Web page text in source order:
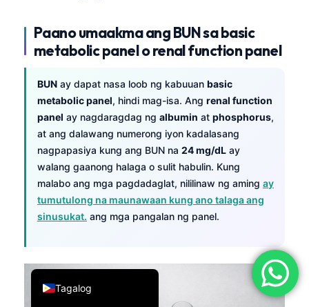
Paano umaakma ang BUN sa basic
metabolic panel o renal function panel
BUN ay dapat nasa loob ng kabuuan basic
metabolic panel, hindi mag-isa. Ang renal function
panel ay nagdaragdag ng albumin at phosphorus,
at ang dalawang numerong iyon kadalasang
nagpapasiya kung ang BUN na 24 mg/dL ay
walang gaanong halaga o sulit habulin. Kung
malabo ang mga pagdadaglat, nililinaw ng aming ay
tumutulong na maunawaan kung ano talaga ang
sinusukat. ang mga pangalan ng panel.
Tagalog
English
العربية
Français
עִבְרִית
Italiano
Español
Português
Ελληνικά
Română